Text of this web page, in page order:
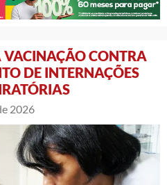
CONTRA
DE INTERNAÇÕES
2026